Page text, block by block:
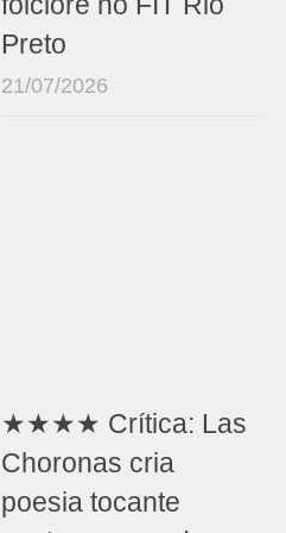
Preto
21/07/2026
★★★★ Crítica: Las
Choronas cria
poesia tocante